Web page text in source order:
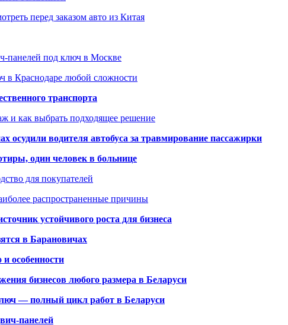
перед заказом авто из Китая
панелей под ключ в Москве
в Краснодаре любой сложности
транспорта
и как выбрать подходящее решение
осудили водителя автобуса за травмирование пассажирки
один человек в больнице
для покупателей
распространенные причины
устойчивого роста для бизнеса
в Барановичах
особенности
бизнесов любого размера в Беларуси
— полный цикл работ в Беларуси
панелей